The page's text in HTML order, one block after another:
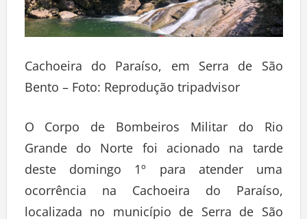
Cachoeira do Paraíso, em Serra de São
Bento – Foto: Reprodução tripadvisor
O Corpo de Bombeiros Militar do Rio
Grande do Norte foi acionado na tarde
deste domingo 1º para atender uma
ocorrência na Cachoeira do Paraíso,
localizada no município de Serra de São